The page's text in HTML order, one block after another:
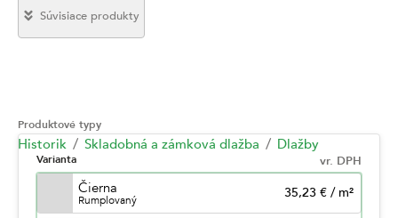
Produktové typy
Historik Skladobná a zámková dlažba Dlažby
Varianta vr. DPH
Čierna
Rumplovaný 35,23 € / m²
Súvisiace produkty